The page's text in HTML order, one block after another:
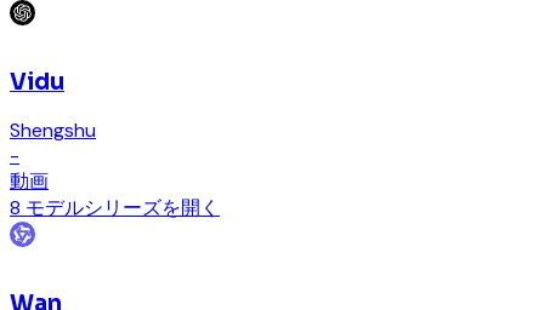
Vidu
Shengshu
-
動画
8 モデルシリーズを開く
Wan